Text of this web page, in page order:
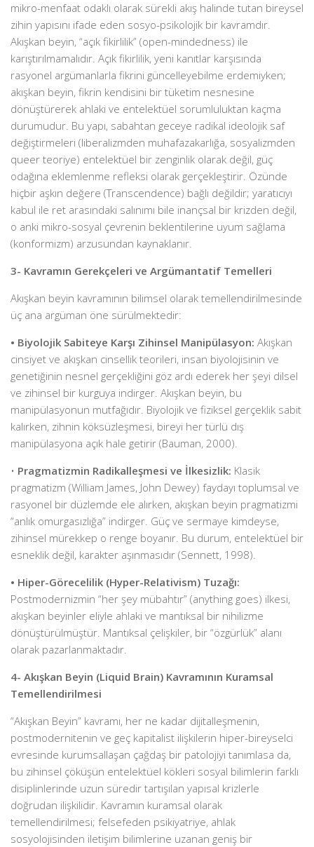
mikro-menfaat odaklı olarak sürekli akış halinde tutan bireysel
zihin yapısını ifade eden sosyo-psikolojik bir kavramdır.
Akışkan beyin, “açık fikirlilik” (open-mindedness) ile
karıştırılmamalıdır. Açık fikirlilik, yeni kanıtlar karşısında
rasyonel argümanlarla fikrini güncelleyebilme erdemiyken;
akışkan beyin, fikrin kendisini bir tüketim nesnesine
dönüştürerek ahlaki ve entelektüel sorumluluktan kaçma
durumudur. Bu yapı, sabahtan geceye radikal ideolojik saf
değiştirmeleri (liberalizmden muhafazakarlığa, sosyalizmden
queer teoriye) entelektüel bir zenginlik olarak değil, güç
odağına eklemlenme refleksi olarak gerçekleştirir. Özünde
hiçbir aşkın değere (Transcendence) bağlı değildir; yaratıcıyı
kabul ile ret arasındaki salınımı bile inançsal bir krizden değil,
o anki mikro-sosyal çevrenin beklentilerine uyum sağlama
(konformizm) arzusundan kaynaklanır.
3- Kavramın Gerekçeleri ve Argümantatif Temelleri
Akışkan beyin kavramının bilimsel olarak temellendirilmesinde
üç ana argüman öne sürülmektedir:
• Biyolojik Sabiteye Karşı Zihinsel Manipülasyon: Akışkan
cinsiyet ve akışkan cinsellik teorileri, insan biyolojisinin ve
genetiğinin nesnel gerçekliğini göz ardı ederek her şeyi dilsel
ve zihinsel bir kurguya indirger. Akışkan beyin, bu
manipülasyonun mutfağıdır. Biyolojik ve fiziksel gerçeklik sabit
kalırken, zihnin köksüzleşmesi, bireyi her türlü dış
manipülasyona açık hale getirir (Bauman, 2000).
• Pragmatizmin Radikalleşmesi ve İlkesizlik: Klasik
pragmatizm (William James, John Dewey) faydayı toplumsal ve
rasyonel bir düzlemde ele alırken, akışkan beyin pragmatizmi
“anlık omurgasızlığa” indirger. Güç ve sermaye kimdeyse,
zihinsel mürekkep o renge boyanır. Bu durum, entelektüel bir
esneklik değil, karakter aşınmasıdır (Sennett, 1998).
• Hiper-Görecelilik (Hyper-Relativism) Tuzağı:
Postmodernizmin “her şey mübahtır” (anything goes) ilkesi,
akışkan beyinler eliyle ahlaki ve mantıksal bir nihilizme
dönüştürülmüştür. Mantıksal çelişkiler, bir “özgürlük” alanı
olarak pazarlanmaktadır.
4- Akışkan Beyin (Liquid Brain) Kavramının Kuramsal
Temellendirilmesi
“Akışkan Beyin” kavramı, her ne kadar dijitalleşmenin,
postmodernitenin ve geç kapitalist ilişkilerin hiper-bireyselci
evresinde kurumsallaşan çağdaş bir patolojiyi tanımlasa da,
bu zihinsel çöküşün entelektüel kökleri sosyal bilimlerin farklı
disiplinlerinde uzun süredir tartışılan yapısal krizlerle
doğrudan ilişkilidir. Kavramın kuramsal olarak
temellendirilmesi; felsefeden psikiyatriye, ahlak
sosyolojisinden iletişim bilimlerine uzanan geniş bir